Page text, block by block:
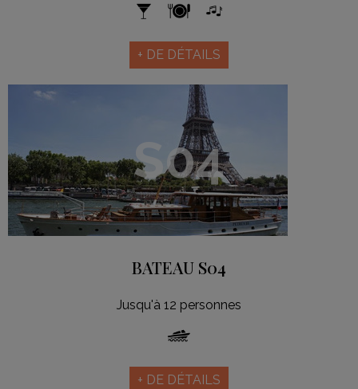
+ DE DÉTAILS
S04
BATEAU S04
Jusqu'à 12 personnes
+ DE DÉTAILS